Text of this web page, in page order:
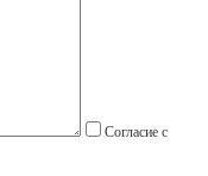
Согласие с